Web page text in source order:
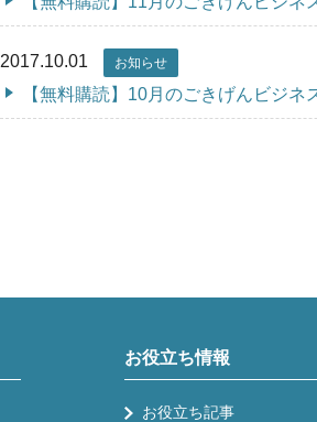
2017.10.01 お知らせ
【無料購読】10月のごきげんビジネ
お役立ち情報
お役立ち記事